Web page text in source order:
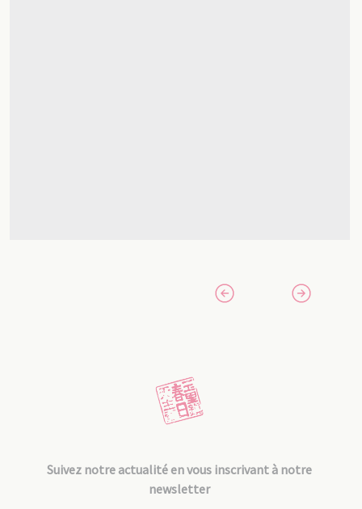
Suivez notre actualité en vous inscrivant à notre
newsletter